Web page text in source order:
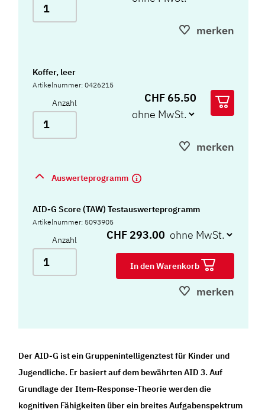
merken
Koffer, leer
Artikelnummer: 0426215
Anzahl CHF 65.50
merken
Auswerteprogramm
AID-G Score (TAW) Testauswerteprogramm
Artikelnummer: 5093905
Anzahl CHF 293.00
In den Warenkorb
merken
Der AID-G ist ein Gruppenintelligenztest für Kinder und
Jugendliche. Er basiert auf dem bewährten AID 3. Auf
Grundlage der Item-Response-Theorie werden die
kognitiven Fähigkeiten über ein breites Aufgabenspektrum